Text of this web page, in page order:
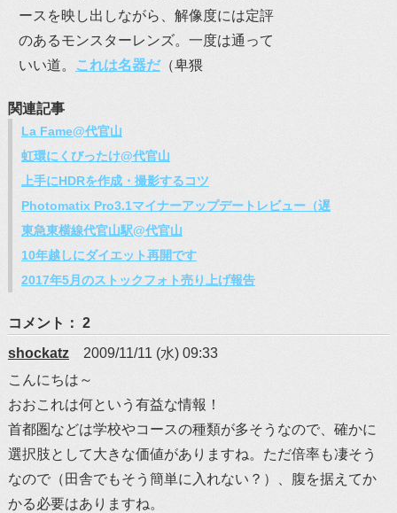
ースを映し出しながら、解像度には定評
のあるモンスターレンズ。一度は通って
いい道。
これは名器だ（卑猥
関連記事
La Fame@代官山
虹環にくびったけ@代官山
上手にHDRを作成・撮影するコツ
Photomatix Pro3.1マイナーアップデートレビュー（遅
東急東横線代官山駅@代官山
10年越しにダイエット再開です
2017年5月のストックフォト売り上げ報告
コメント： 2
shockatz
2009/11/11 (水) 09:33
こんにちは～
おおこれは何という有益な情報！
首都圏などは学校やコースの種類が多そうなので、確かに
選択肢として大きな価値がありますね。ただ倍率も凄そう
なので（田舎でもそう簡単に入れない？）、腹を据えてか
かる必要はありますね。